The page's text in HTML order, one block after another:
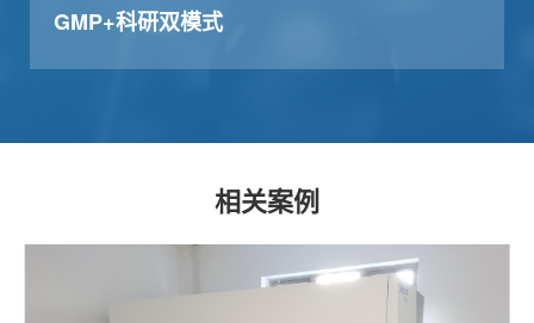
GMP+科研双模式
相关案例